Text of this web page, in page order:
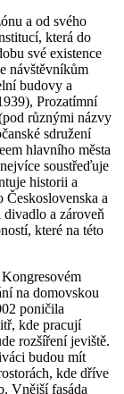
a od svého
která do
své existence
návštěvníkům
budovy a
Prozatímní
různými názvy
sdružení
hlavního města
soustřeďuje
historii a
a
a zároveň
které na této
na domovskou
poničila
kde pracují
rozšíření jeviště.
budou mít
kde dříve
Vnější fasáda